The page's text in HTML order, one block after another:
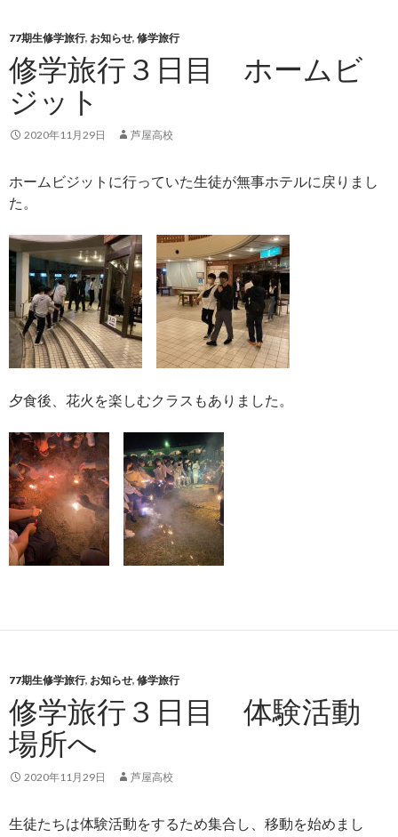
77期生修学旅行, お知らせ, 修学旅行
修学旅行３日目 ホームビ
ジット
2020年11月29日 芦屋高校
ホームビジットに行っていた生徒が無事ホテルに戻りまし
た。
夕食後、花火を楽しむクラスもありました。
77期生修学旅行, お知らせ, 修学旅行
修学旅行３日目 体験活動
場所へ
2020年11月29日 芦屋高校
生徒たちは体験活動をするため集合し、移動を始めまし